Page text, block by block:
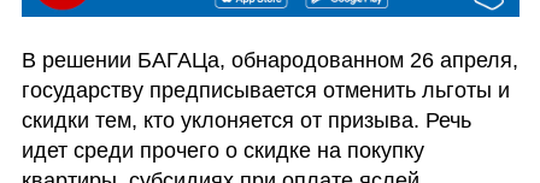
В решении БАГАЦа, обнародованном 26 апреля,
государству предписывается отменить льготы и
скидки тем, кто уклоняется от призыва. Речь
идет среди прочего о скидке на покупку